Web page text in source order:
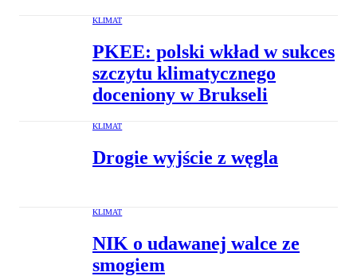
KLIMAT
PKEE: polski wkład w sukces
szczytu klimatycznego
doceniony w Brukseli
KLIMAT
Drogie wyjście z węgla
KLIMAT
NIK o udawanej walce ze
smogiem